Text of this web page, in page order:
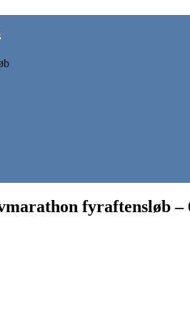
fyraftensløb –